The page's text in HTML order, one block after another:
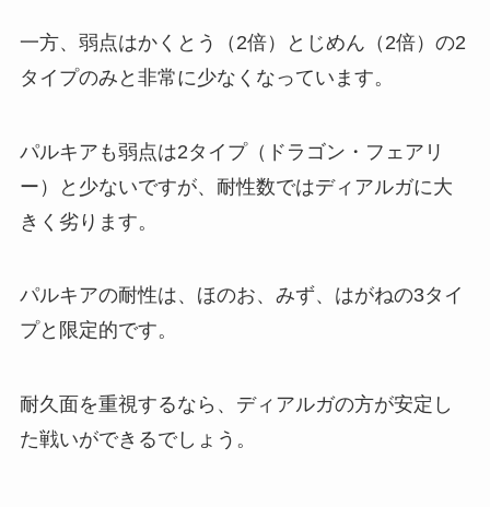
一方、弱点はかくとう（2倍）とじめん（2倍）の2
タイプのみと非常に少なくなっています。
パルキアも弱点は2タイプ（ドラゴン・フェアリ
ー）と少ないですが、耐性数ではディアルガに大
きく劣ります。
パルキアの耐性は、ほのお、みず、はがねの3タイ
プと限定的です。
耐久面を重視するなら、ディアルガの方が安定し
た戦いができるでしょう。